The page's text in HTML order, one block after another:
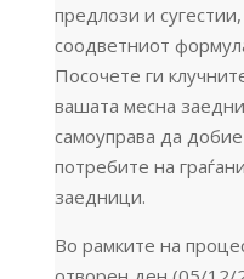
предлози и сугестии,
соодветниот
Посочете ги
вашата месна
самоуправа да добие
потребите на
заедници.
Во рамките на